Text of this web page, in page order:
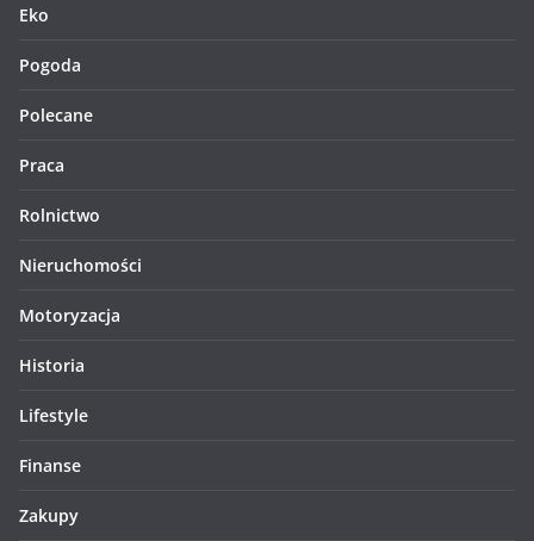
Eko
Pogoda
Polecane
Praca
Rolnictwo
Nieruchomości
Motoryzacja
Historia
Lifestyle
Finanse
Zakupy